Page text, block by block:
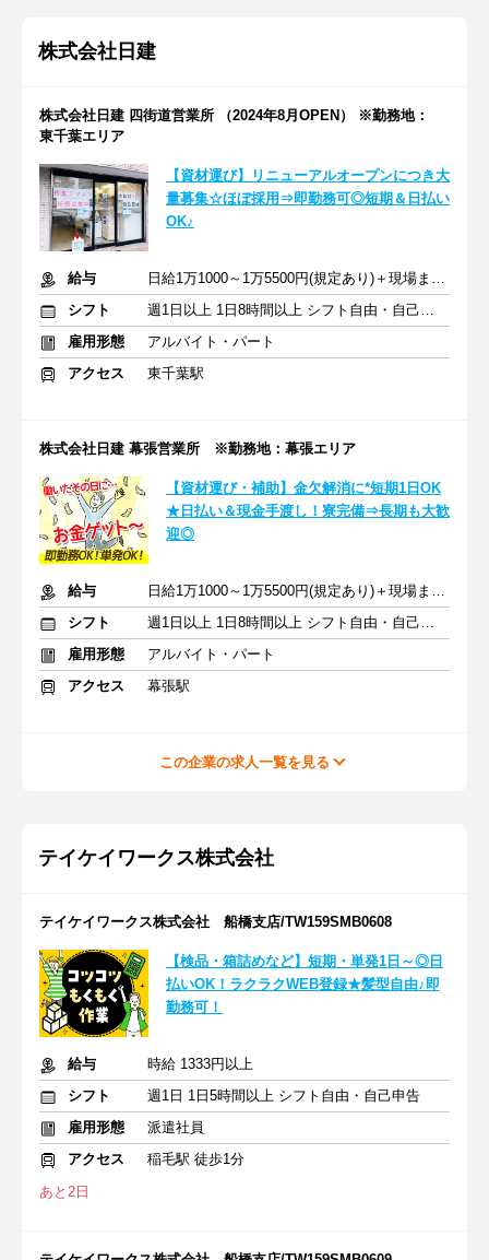
株式会社日建
株式会社日建 四街道営業所 （2024年8月OPEN） ※勤務地：
東千葉エリア
【資材運び】リニューアルオープンにつき大
量募集☆ほぼ採用⇒即勤務可◎短期＆日払い
OK♪
給与
日給1万1000～1万5500円(規定あり)＋現場までの交通費全額支給
シフト
週1日以上 1日8時間以上 シフト自由・自己申告
雇用形態
アルバイト・パート
アクセス
東千葉駅
株式会社日建 幕張営業所 ※勤務地：幕張エリア
【資材運び・補助】金欠解消に*短期1日OK
★日払い＆現金手渡し！寮完備⇒長期も大歓
迎◎
給与
日給1万1000～1万5500円(規定あり)＋現場までの交通費全額支給
シフト
週1日以上 1日8時間以上 シフト自由・自己申告
雇用形態
アルバイト・パート
アクセス
幕張駅
この企業の求人一覧を見る
テイケイワークス株式会社
テイケイワークス株式会社 船橋支店/TW159SMB0608
【検品・箱詰めなど】短期・単発1日～◎日
払いOK！ラクラクWEB登録★髪型自由♪即
勤務可！
給与
時給 1333円以上
シフト
週1日 1日5時間以上 シフト自由・自己申告
雇用形態
派遣社員
アクセス
稲毛駅 徒歩1分
あと2日